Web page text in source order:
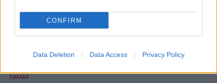
CONFIRM
Data Deletion Data Access Privacy Policy
ΕΛΛΆΔΑ